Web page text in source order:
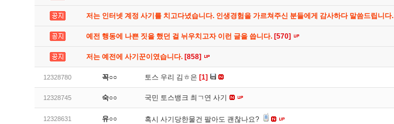
저는 인터넷 계정 사기를 치고다녔습니다. 인생경험을 가르쳐주신 분들에게 감사하다 말씀드립니다.
예전 행동에 나쁜 짓을 했던 걸 뉘우치고자 이런 글을 씁니다. [570]
저는 예전에 사기꾼이였습니다. [858]
12328780 꼭○○ 토스 우리 김ㅎ은 [1]
12328745 숙○○ 국민 토스뱅크 최ㄱ연 사기
12328631 유○○ 혹시 사기당한물건 팔아도 괜찮나요?